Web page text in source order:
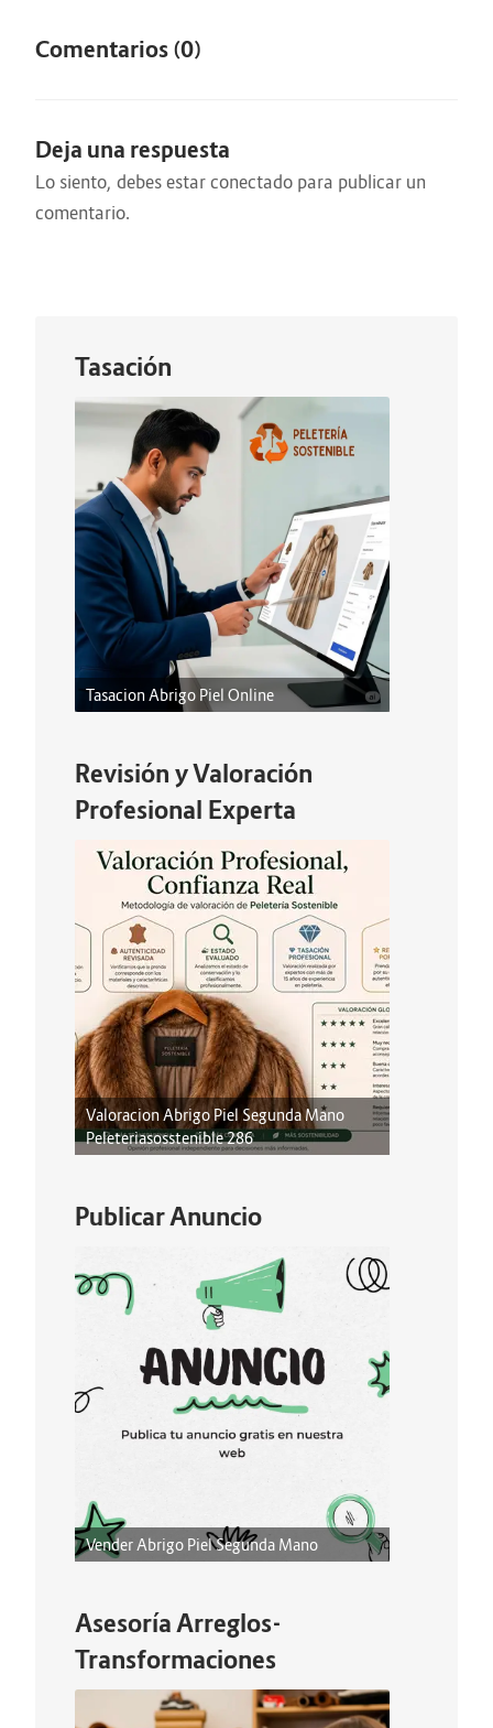
Comentarios (0)
Deja una respuesta
Lo siento, debes estar conectado para publicar un
comentario.
Tasación
Tasacion Abrigo Piel Online
Revisión y Valoración
Profesional Experta
Valoracion Abrigo Piel Segunda Mano
Peleteriasosstenible 286
Publicar Anuncio
Vender Abrigo Piel Segunda Mano
Asesoría Arreglos-
Transformaciones